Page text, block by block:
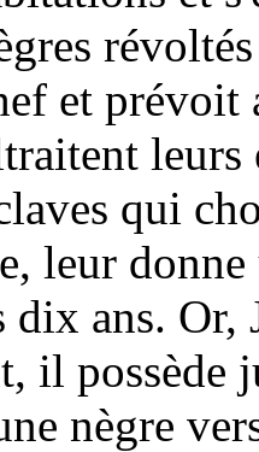
et prévoit
leurs
qui
leur
dix ans. Or,
il
nègre